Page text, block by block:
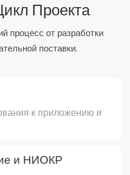
Проекта
процесс от разработки
поставки.
к приложению и
и НИОКР